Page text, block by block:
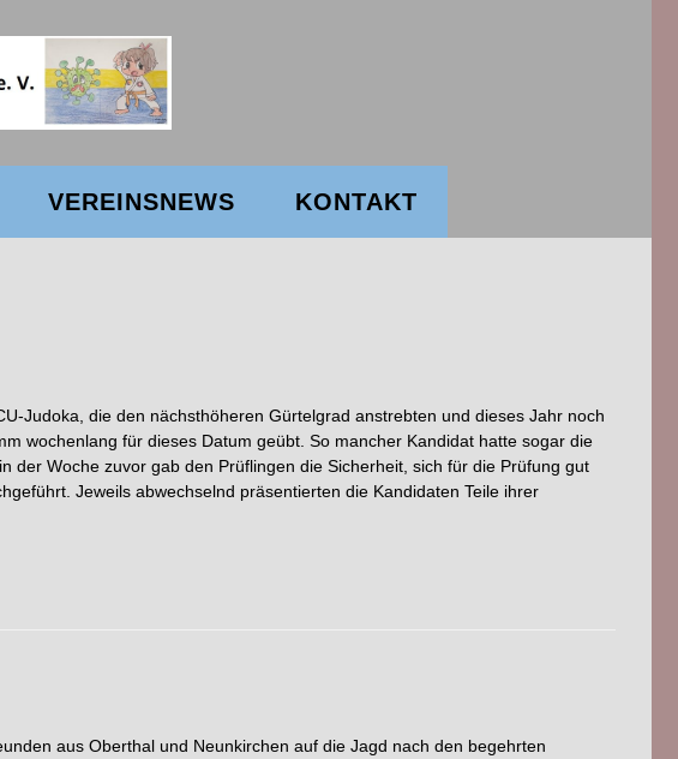
VEREINSNEWS KONTAKT
Judoka, die den nächsthöheren Gürtelgrad anstrebten und dieses Jahr noch
wochenlang für dieses Datum geübt. So mancher Kandidat hatte sogar die
Woche zuvor gab den Prüflingen die Sicherheit, sich für die Prüfung gut
Jeweils abwechselnd präsentierten die Kandidaten Teile ihrer
aus Oberthal und Neunkirchen auf die Jagd nach den begehrten